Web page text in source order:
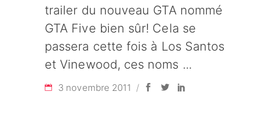
trailer du nouveau GTA nommé
GTA Five bien sûr! Cela se
passera cette fois à Los Santos
et Vinewood, ces noms
3 novembre 2011